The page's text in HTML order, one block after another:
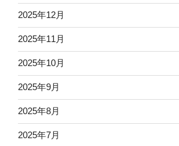
2025年12月
2025年11月
2025年10月
2025年9月
2025年8月
2025年7月